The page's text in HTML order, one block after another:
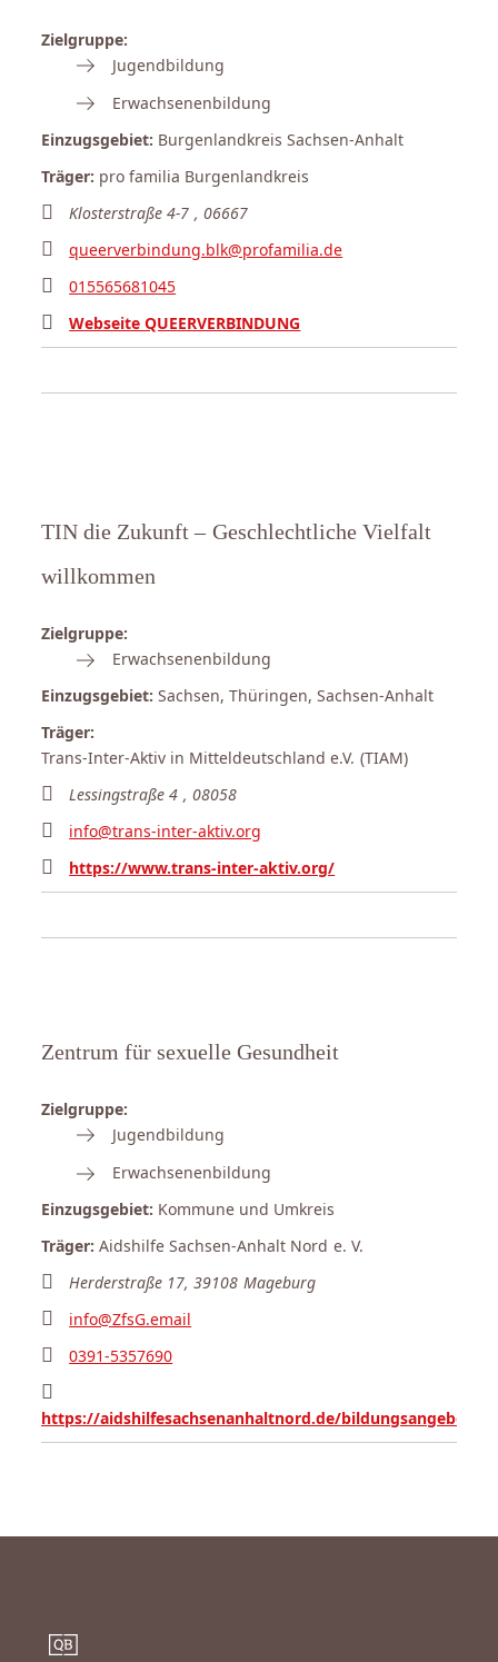
Zielgruppe:
Jugendbildung
Erwachsenenbildung
Einzugsgebiet: Burgenlandkreis Sachsen-Anhalt
Träger: pro familia Burgenlandkreis
Klosterstraße 4-7 , 06667
queerverbindung.blk@profamilia.de
015565681045
Webseite QUEERVERBINDUNG
TIN die Zukunft – Geschlechtliche Vielfalt
willkommen
Zielgruppe:
Erwachsenenbildung
Einzugsgebiet: Sachsen, Thüringen, Sachsen-Anhalt
Träger:
Trans-Inter-Aktiv in Mitteldeutschland e.V. (TIAM)
Lessingstraße 4 , 08058
info@trans-inter-aktiv.org
https://www.trans-inter-aktiv.org/
Zentrum für sexuelle Gesundheit
Zielgruppe:
Jugendbildung
Erwachsenenbildung
Einzugsgebiet: Kommune und Umkreis
Träger: Aidshilfe Sachsen-Anhalt Nord e. V.
Herderstraße 17, 39108 Mageburg
info@ZfsG.email
0391-5357690
https://aidshilfesachsenanhaltnord.de/bildungsangebote